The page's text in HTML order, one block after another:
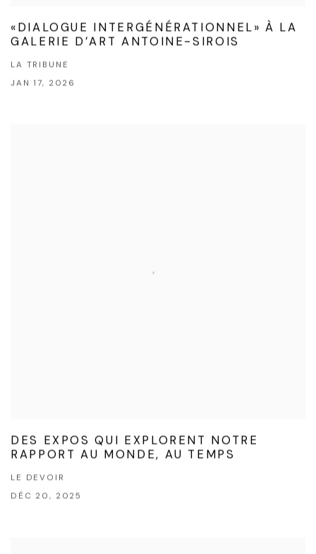
«DIALOGUE INTERGÉNÉRATIONNEL» À LA
GALERIE D’ART ANTOINE-SIROIS
LA TRIBUNE
JAN 17, 2026
DES EXPOS QUI EXPLORENT NOTRE
RAPPORT AU MONDE, AU TEMPS
LE DEVOIR
DÉC 20, 2025